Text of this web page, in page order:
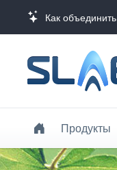
Как
Продукты